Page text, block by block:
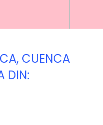
CUENCA
DIN: